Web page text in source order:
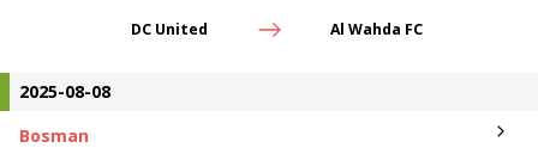
DC United Al Wahda FC
2025-08-08
Bosman